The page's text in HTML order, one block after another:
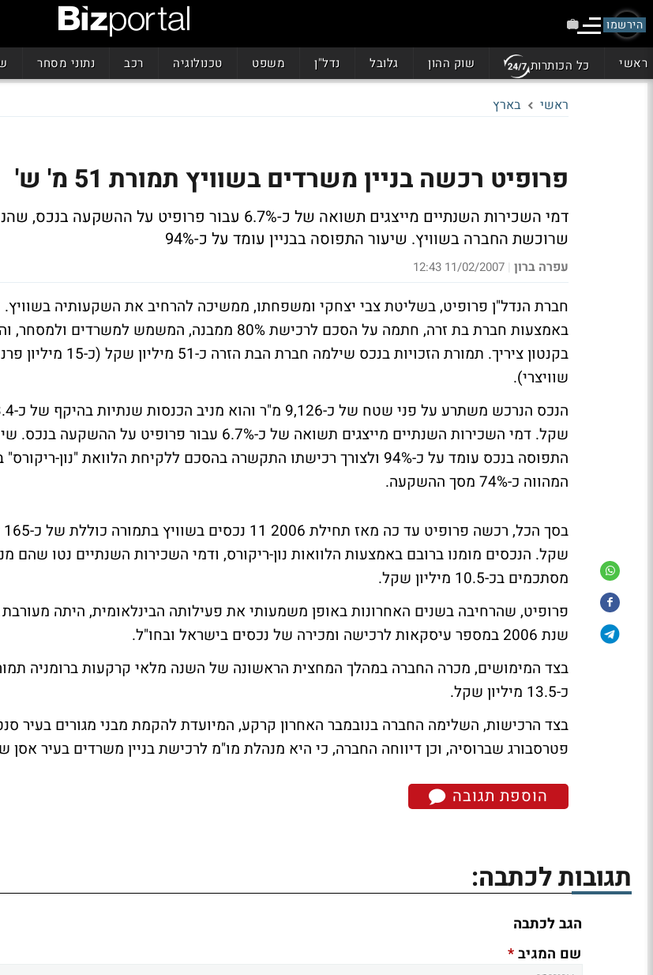
הירשמו
ראשי כל הכותרות שוק ההון גלובל נדל"ן משפט טכנולוגיה רכב נתוני מסחר
ראשי בארץ
פרופיט רכשה בניין משרדים בשוויץ תמורת 51 מ' ש'
שרוכשת החברה בשוויץ. שיעור התפוסה בבניין עומד על כ-94%
עפרה ברון |
11/02/2007 12:43
חברת הנדל"ן פרופיט, בשליטת צבי יצחקי ומשפחתו, ממשיכה להרחיב את השקעותיה
באמצעות חברת בת זרה, חתמה על הסכם לרכישת 80% ממבנה, המשמש למשרדים
בקנטון ציריך. תמורת הזכויות בנכס שילמה חברת הבת הזרה כ-51 מיליון שקל
שוויצרי).
שקל. דמי השכירות השנתיים מייצגים תשואה של כ-6.7% עבור פרופיט על ההשקעה
התפוסה בנכס עומד על כ-94% ולצורך רכישתו התקשרה בהסכם ללקיחת הלוואת "נון-
המהווה כ-74% מסך ההשקעה.
שקל. הנכסים מומנו ברובם באמצעות הלוואות נון-ריקורס, ודמי השכירות השנתיים נטו שהם
מסתכמים בכ-10.5 מיליון שקל.
פרופיט, שהרחיבה בשנים האחרונות באופן משמעותי את פעילותה הבינלאומית, היתה
שנת 2006 במספר עיסקאות לרכישה ומכירה של נכסים בישראל ובחו"ל.
בצד המימושים, מכרה החברה במהלך המחצית הראשונה של השנה מלאי קרקעות ברומניה
כ-13.5 מיליון שקל.
בצד הרכישות, השלימה החברה בנובמבר האחרון קרקע, המיועדת להקמת מבני מגורים בעיר
פטרסבורג שברוסיה, וכן דיווחה החברה, כי היא מנהלת מו"מ לרכישת בניין משרדים בעיר אסן
הוספת תגובה
תגובות לכתבה:
הגב לכתבה
שם המגיב*